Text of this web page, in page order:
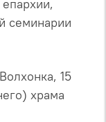
семинарии
15
храма